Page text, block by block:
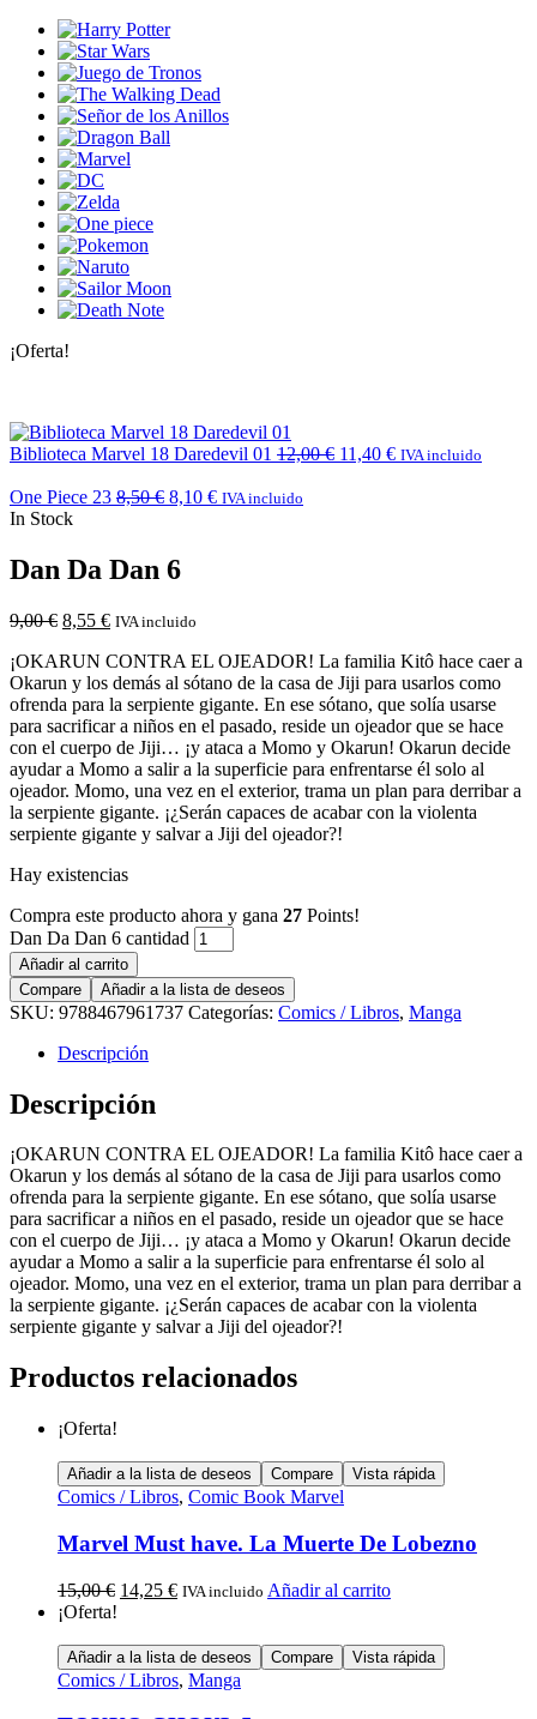
¡Oferta!
Biblioteca Marvel 18 Daredevil 01 12,00€ 11,40 € IVA incluido
One Piece 23 8,50€ 8,10 € IVA incluido
In Stock
Dan Da Dan 6
9,00€ 8,55 € IVA incluido
¡OKARUN CONTRA EL OJEADOR! La familia Kitô hace caer a
Okarun y los demás al sótano de la casa de Jiji para usarlos como
ofrenda para la serpiente gigante. En ese sótano, que solía usarse
para sacrificar a niños en el pasado, reside un ojeador que se hace
con el cuerpo de Jiji… ¡y ataca a Momo y Okarun! Okarun decide
ayudar a Momo a salir a la superficie para enfrentarse él solo al
ojeador. Momo, una vez en el exterior, trama un plan para derribar a
la serpiente gigante. ¡¿Serán capaces de acabar con la violenta
serpiente gigante y salvar a Jiji del ojeador?!
Hay existencias
Compra este producto ahora y gana 27 Points!
Dan Da Dan 6 cantidad
Añadir al carrito
Compare
Añadir a la lista de deseos
SKU: 9788467961737 Categorías: Comics / Libros, Manga
Descripción
Descripción
¡OKARUN CONTRA EL OJEADOR! La familia Kitô hace caer a
Okarun y los demás al sótano de la casa de Jiji para usarlos como
ofrenda para la serpiente gigante. En ese sótano, que solía usarse
para sacrificar a niños en el pasado, reside un ojeador que se hace
con el cuerpo de Jiji… ¡y ataca a Momo y Okarun! Okarun decide
ayudar a Momo a salir a la superficie para enfrentarse él solo al
ojeador. Momo, una vez en el exterior, trama un plan para derribar a
la serpiente gigante. ¡¿Serán capaces de acabar con la violenta
serpiente gigante y salvar a Jiji del ojeador?!
Productos relacionados
¡Oferta!
Añadir a la lista de deseos Compare Vista rápida
Comics / Libros, Comic Book Marvel
Marvel Must have. La Muerte De Lobezno
15,00€ 14,25 € IVA incluido Añadir al carrito
¡Oferta!
Añadir a la lista de deseos Compare Vista rápida
Comics / Libros, Manga